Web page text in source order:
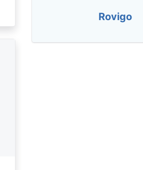
Rovigo